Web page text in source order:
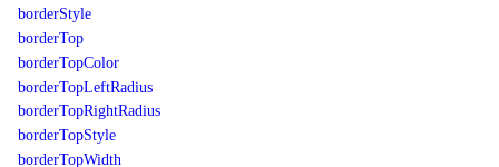
borderStyle
borderTop
borderTopColor
borderTopLeftRadius
borderTopRightRadius
borderTopStyle
borderTopWidth